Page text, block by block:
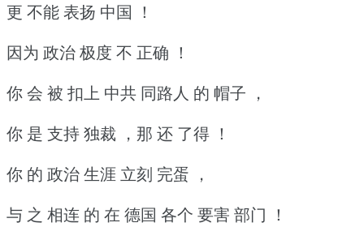
更 不能 表扬 中国 ！
因为 政治 极度 不 正确 ！
你 会 被 扣上 中共 同路人 的 帽子 ，
你 是 支持 独裁 ，那 还 了得 ！
你 的 政治 生涯 立刻 完蛋 ，
与 之 相连 的 在 德国 各个 要害 部门 ！